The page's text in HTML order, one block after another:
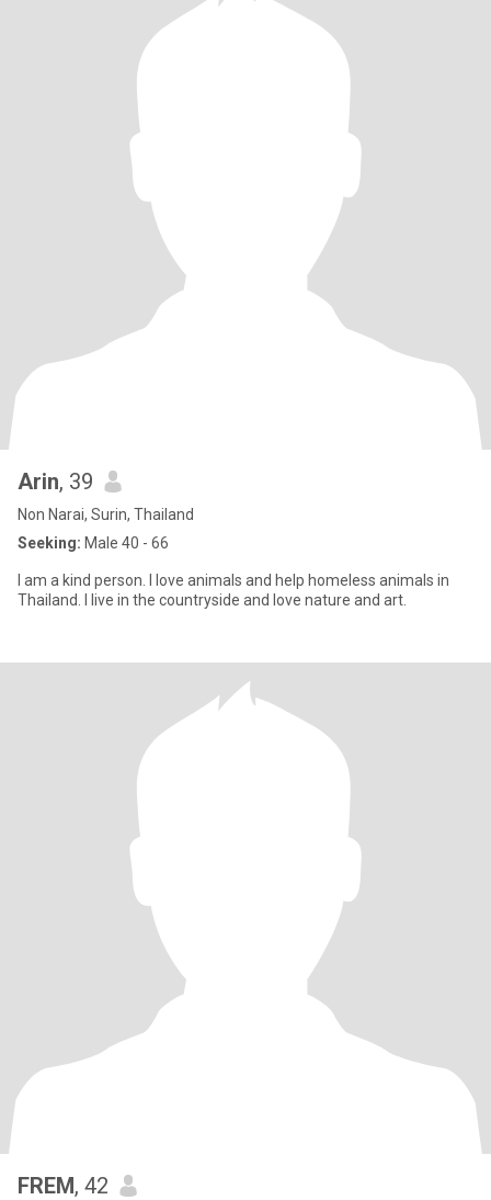
Arin, 39
Non Narai, Surin, Thailand
Seeking: Male 40 - 66
I am a kind person. I love animals and help homeless animals in
Thailand. I live in the countryside and love nature and art.
FREM, 42